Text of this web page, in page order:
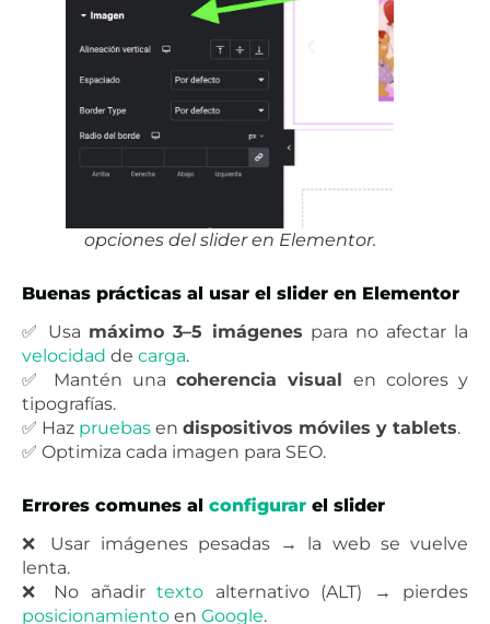
opciones del slider en Elementor.
Buenas prácticas al usar el slider en Elementor
✅ Usa máximo 3–5 imágenes para no afectar la
velocidad de carga.
✅ Mantén una coherencia visual
en colores y
tipografías.
✅ Haz pruebas en dispositivos móviles y tablets.
✅ Optimiza cada imagen para SEO.
Errores comunes al configurar el slider
❌ Usar imágenes pesadas → la web se vuelve
lenta.
❌ No añadir texto alternativo (ALT) → pierdes
posicionamiento en Google.